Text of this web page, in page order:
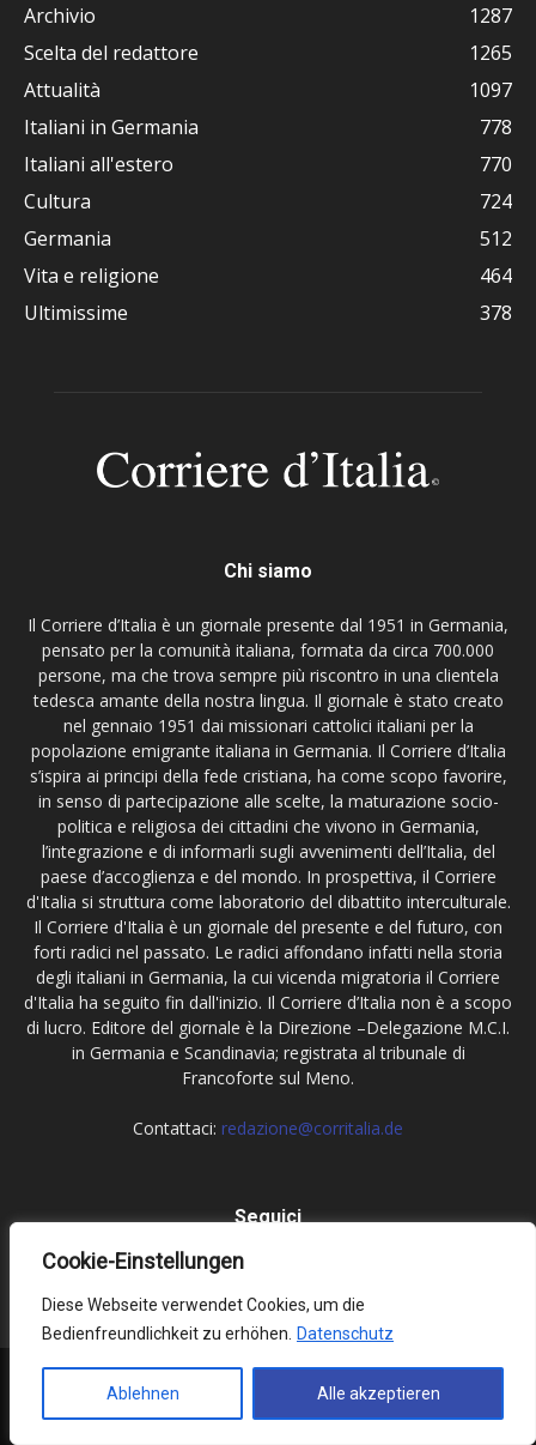
Cookie-Einstellungen
Diese Webseite verwendet Cookies, um die
Bedienfreundlichkeit zu erhöhen.
Datenschutz
Ablehnen Alle akzeptieren
Archivio
1287
Scelta del redattore
1265
Attualità
1097
Italiani in Germania
778
Italiani all'estero
770
Cultura
724
Germania
512
Vita e religione
464
Ultimissime
378
Chi siamo
Il Corriere d’Italia è un giornale presente dal 1951 in Germania,
pensato per la comunità italiana, formata da circa 700.000
persone, ma che trova sempre più riscontro in una clientela
tedesca amante della nostra lingua. Il giornale è stato creato
nel gennaio 1951 dai missionari cattolici italiani per la
popolazione emigrante italiana in Germania. Il Corriere d’Italia
s’ispira ai principi della fede cristiana, ha come scopo favorire,
in senso di partecipazione alle scelte, la maturazione socio-
politica e religiosa dei cittadini che vivono in Germania,
l’integrazione e di informarli sugli avvenimenti dell’Italia, del
paese d’accoglienza e del mondo. In prospettiva, il Corriere
d'Italia si struttura come laboratorio del dibattito interculturale.
Il Corriere d'Italia è un giornale del presente e del futuro, con
forti radici nel passato. Le radici affondano infatti nella storia
degli italiani in Germania, la cui vicenda migratoria il Corriere
d'Italia ha seguito fin dall'inizio. Il Corriere d’Italia non è a scopo
di lucro. Editore del giornale è la Direzione –Delegazione M.C.I.
in Germania e Scandinavia; registrata al tribunale di
Francoforte sul Meno.
Contattaci: redazione@corritalia.de
Seguici
Impressum Datenschutz
© Corriere d'Italia